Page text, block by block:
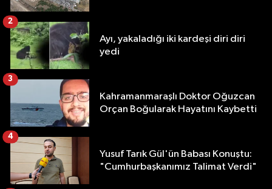
Ayı, yakaladığı iki kardeşi diri diri
yedi
2
Kahramanmaraşlı Doktor Oğuzcan
Orçan Boğularak Hayatını Kaybetti
3
Yusuf Tarık Gül'ün Babası Konuştu:
"Cumhurbaşkanımız Talimat Verdi"
4